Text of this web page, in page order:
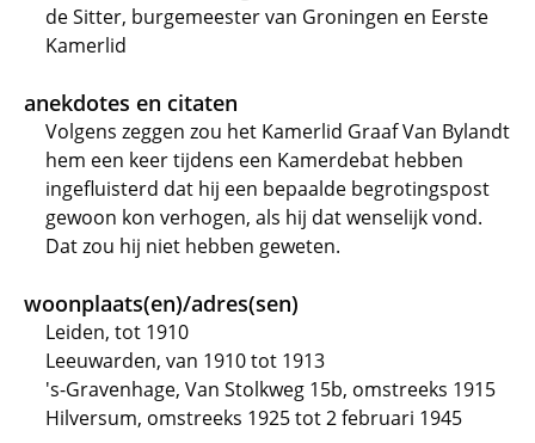
de Sitter, burgemeester van Groningen en Eerste
Kamerlid
anekdotes en citaten
Volgens zeggen zou het Kamerlid Graaf Van Bylandt
hem een keer tijdens een Kamerdebat hebben
ingefluisterd dat hij een bepaalde begrotingspost
gewoon kon verhogen, als hij dat wenselijk vond.
Dat zou hij niet hebben geweten.
woonplaats(en)/adres(sen)
Leiden, tot 1910
Leeuwarden, van 1910 tot 1913
's-Gravenhage, Van Stolkweg 15b, omstreeks 1915
Hilversum, omstreeks 1925 tot 2 februari 1945